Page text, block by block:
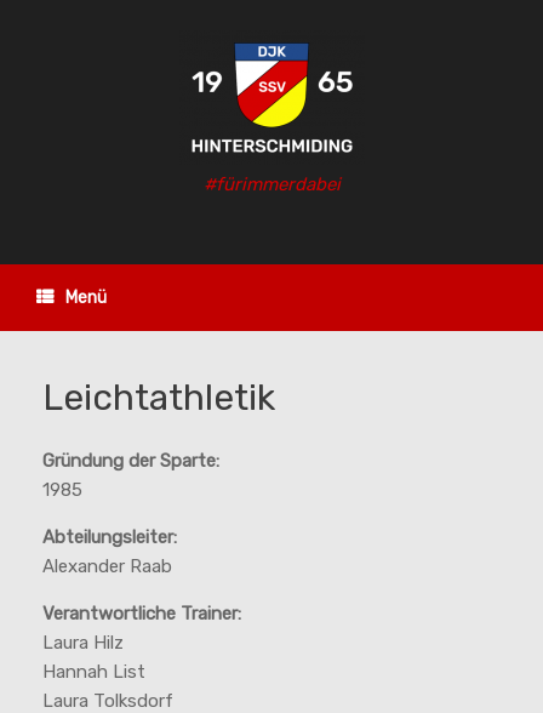
#fürimmerdabei
Menü
Leichtathletik
Gründung der Sparte:
1985
Abteilungsleiter:
Alexander Raab
Verantwortliche Trainer:
Laura Hilz
Hannah List
Laura Tolksdorf